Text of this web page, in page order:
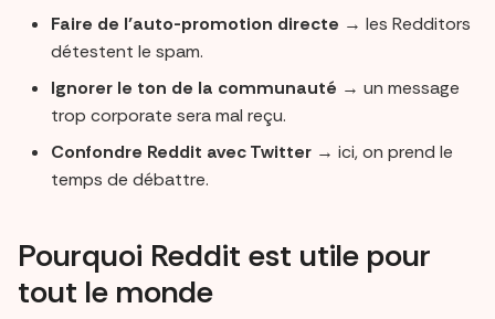
Faire de l’auto-promotion directe → les Redditors
détestent le spam.
Ignorer le ton de la communauté → un message
trop corporate sera mal reçu.
Confondre Reddit avec Twitter → ici, on prend le
temps de débattre.
Pourquoi Reddit est utile pour
tout le monde